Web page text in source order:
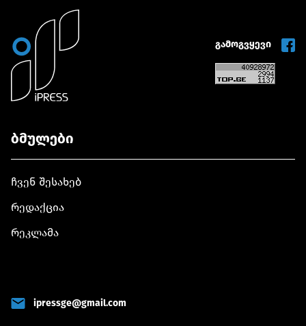
გამოგვყევი
ბმულები
ჩვენ შესახებ
რედაქცია
რეკლამა
ipressge@gmail.com